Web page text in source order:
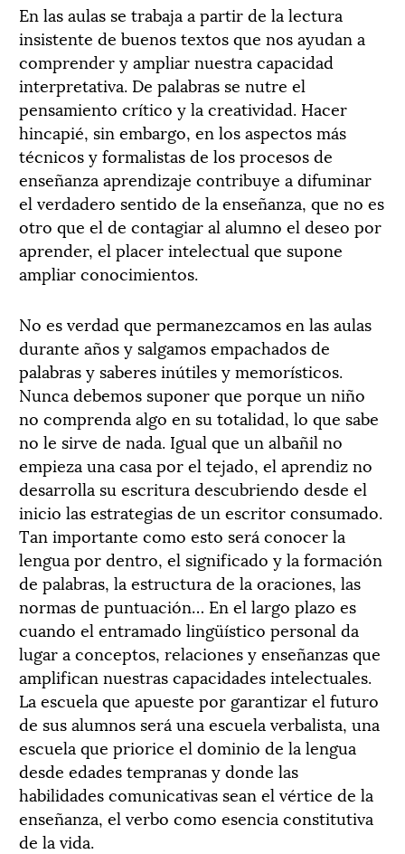
En las aulas se trabaja a partir de la lectura
insistente de buenos textos que nos ayudan a
comprender y ampliar nuestra capacidad
interpretativa. De palabras se nutre el
pensamiento crítico y la creatividad. Hacer
hincapié, sin embargo, en los aspectos más
técnicos y formalistas de los procesos de
enseñanza aprendizaje contribuye a difuminar
el verdadero sentido de la enseñanza, que no es
otro que el de contagiar al alumno el deseo por
aprender, el placer intelectual que supone
ampliar conocimientos.
No es verdad que permanezcamos en las aulas
durante años y salgamos empachados de
palabras y saberes inútiles y memorísticos.
Nunca debemos suponer que porque un niño
no comprenda algo en su totalidad, lo que sabe
no le sirve de nada. Igual que un albañil no
empieza una casa por el tejado, el aprendiz no
desarrolla su escritura descubriendo desde el
inicio las estrategias de un escritor consumado.
Tan importante como esto será conocer la
lengua por dentro, el significado y la formación
de palabras, la estructura de la oraciones, las
normas de puntuación… En el largo plazo es
cuando el entramado lingüístico personal da
lugar a conceptos, relaciones y enseñanzas que
amplifican nuestras capacidades intelectuales.
La escuela que apueste por garantizar el futuro
de sus alumnos será una escuela verbalista, una
escuela que priorice el dominio de la lengua
desde edades tempranas y donde las
habilidades comunicativas sean el vértice de la
enseñanza, el verbo como esencia constitutiva
de la vida.